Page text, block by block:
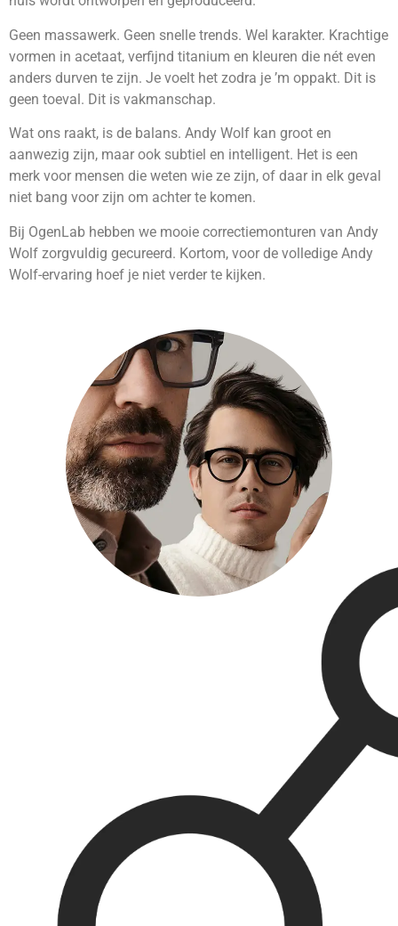
Geen massawerk. Geen snelle trends. Wel karakter. Krachtige
vormen in acetaat, verfijnd titanium en kleuren die nét even
anders durven te zijn. Je voelt het zodra je ’m oppakt. Dit is
geen toeval. Dit is vakmanschap.
Wat ons raakt, is de balans. Andy Wolf kan groot en
aanwezig zijn, maar ook subtiel en intelligent. Het is een
merk voor mensen die weten wie ze zijn, of daar in elk geval
niet bang voor zijn om achter te komen.
Bij OgenLab hebben we mooie correctiemonturen van Andy
Wolf zorgvuldig gecureerd. Kortom, voor de volledige Andy
Wolf-ervaring hoef je niet verder te kijken.